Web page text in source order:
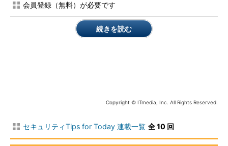
図1 アイコンを見てユーザー
しかし、ユーザーにとって便利な機能は、ウイルス作者にとっ
PE（Portable Executable）型ファイル【注1】という言葉をご
会員登録（無料）が必要です
続きを読む
Copyright © ITmedia, Inc. All Rights Reserved.
セキュリティTips for Today 連載一覧 全 10 回